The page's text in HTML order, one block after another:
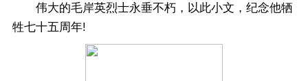
伟大的毛岸英烈士永垂不朽，以此小文，纪念他牺
牲七十五周年!